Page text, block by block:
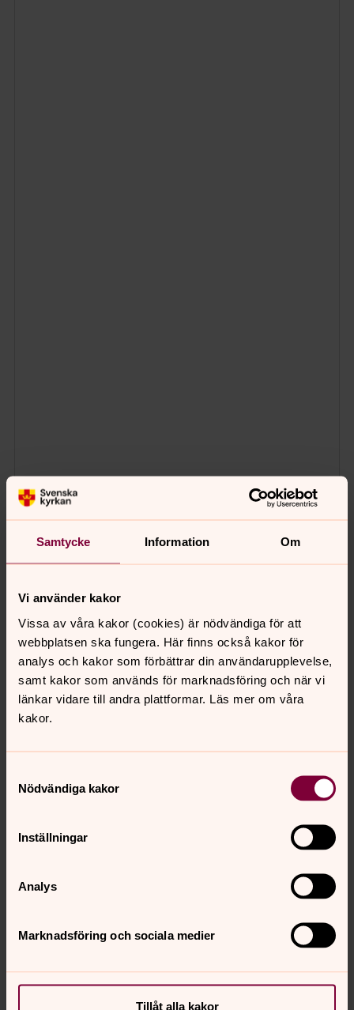
Samtycke Information Om
Vi använder kakor
Vissa av våra kakor (cookies) är nödvändiga för att
webbplatsen ska fungera. Här finns också kakor för
analys och kakor som förbättrar din användarupplevelse,
samt kakor som används för marknadsföring och när vi
länkar vidare till andra plattformar. Läs mer om våra
kakor.
Nödvändiga kakor
Inställningar
Analys
Marknadsföring och sociala medier
Tillåt alla kakor